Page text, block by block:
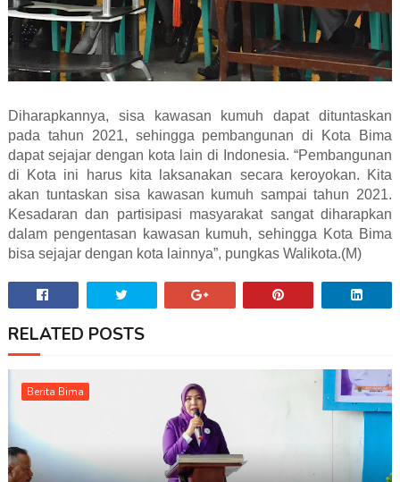
Diharapkannya, sisa kawasan kumuh dapat dituntaskan
pada tahun 2021, sehingga pembangunan di Kota Bima
dapat sejajar dengan kota lain di Indonesia. “Pembangunan
di Kota ini harus kita laksanakan secara keroyokan. Kita
akan tuntaskan sisa kawasan kumuh sampai tahun 2021.
Kesadaran dan partisipasi masyarakat sangat diharapkan
dalam pengentasan kawasan kumuh, sehingga Kota Bima
bisa sejajar dengan kota lainnya”, pungkas Walikota.(M)
RELATED POSTS
Berita Bima